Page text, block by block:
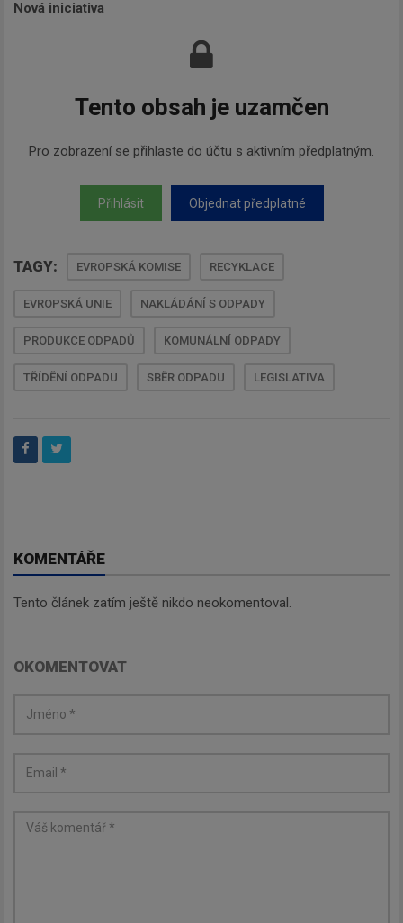
Nová iniciativa
Tento obsah je uzamčen
Pro zobrazení se přihlaste do účtu s aktivním předplatným.
Přihlásit Objednat předplatné
TAGY: EVROPSKÁ KOMISE RECYKLACE
EVROPSKÁ UNIE NAKLÁDÁNÍ S ODPADY
PRODUKCE ODPADŮ KOMUNÁLNÍ ODPADY
TŘÍDĚNÍ ODPADU SBĚR ODPADU LEGISLATIVA
KOMENTÁŘE
Tento článek zatím ještě nikdo neokomentoval.
OKOMENTOVAT